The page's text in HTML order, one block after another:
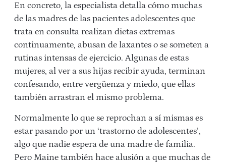
En concreto, la especialista detalla cómo muchas
de las madres de las pacientes adolescentes que
trata en consulta realizan dietas extremas
continuamente, abusan de laxantes o se someten a
rutinas intensas de ejercicio. Algunas de estas
mujeres, al ver a sus hijas recibir ayuda, terminan
confesando, entre vergüenza y miedo, que ellas
también arrastran el mismo problema.
Normalmente lo que se reprochan a sí mismas es
estar pasando por un ‘trastorno de adolescentes’,
algo que nadie espera de una madre de familia.
Pero Maine también hace alusión a que muchas de